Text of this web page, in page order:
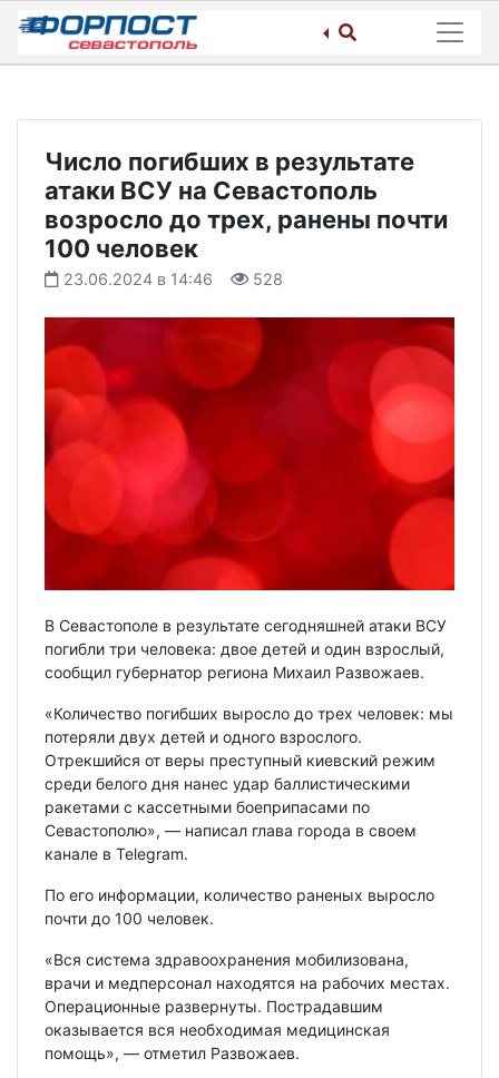
Skip
content
Число погибших в результате
атаки ВСУ на Севастополь
возросло до трех, ранены почти
100 человек
23.06.2024 в 14:46 528
В Севастополе в результате сегодняшней атаки ВСУ
погибли три человека: двое детей и один взрослый,
сообщил губернатор региона Михаил Развожаев.
«Количество погибших выросло до трех человек: мы
потеряли двух детей и одного взрослого.
Отрекшийся от веры преступный киевский режим
среди белого дня нанес удар баллистическими
ракетами с кассетными боеприпасами по
Севастополю», — написал глава города в своем
канале в Telegram.
По его информации, количество раненых выросло
почти до 100 человек.
«Вся система здравоохранения мобилизована,
врачи и медперсонал находятся на рабочих местах.
Операционные развернуты. Пострадавшим
оказывается вся необходимая медицинская
помощь», — отметил Развожаев.